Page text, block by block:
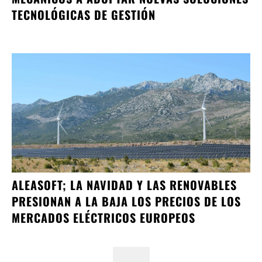
TECNOLÓGICAS DE GESTIÓN
ALEASOFT; LA NAVIDAD Y LAS RENOVABLES
PRESIONAN A LA BAJA LOS PRECIOS DE LOS
MERCADOS ELÉCTRICOS EUROPEOS